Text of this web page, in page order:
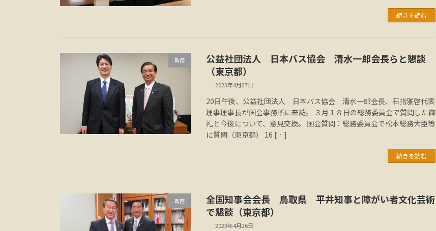
続きを読む
政務
公益社団法人 日本バス協会 清水一郎会長らと懇談
（東京都）
2023年4月27日
20日午後、公益社団法人 日本バス協会 清水一郎会長、石指雅啓代表
理事理事長が国会事務所に来訪。 ３月１８日の総務委員会で質問した御
礼と今後について、意見交換。 国会質問：総務委員会で松本総務大臣等
に質問（東京都） 16 […]
続きを読む
政務
全国知事会会長 鳥取県 平井知事と障がい者文化芸術
で懇談（東京都）
2023年4月26日